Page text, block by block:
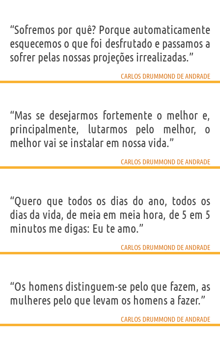
“Sofremos por quê? Porque automaticamente
esquecemos o que foi desfrutado e passamos a
sofrer pelas nossas projeções irrealizadas.”
CARLOS DRUMMOND DE ANDRADE
“Mas se desejarmos fortemente o melhor e,
principalmente, lutarmos pelo melhor, o
melhor vai se instalar em nossa vida.”
CARLOS DRUMMOND DE ANDRADE
“Quero que todos os dias do ano, todos os
dias da vida, de meia em meia hora, de 5 em 5
minutos me digas: Eu te amo.”
CARLOS DRUMMOND DE ANDRADE
“Os homens distinguem-se pelo que fazem, as
mulheres pelo que levam os homens a fazer.”
CARLOS DRUMMOND DE ANDRADE